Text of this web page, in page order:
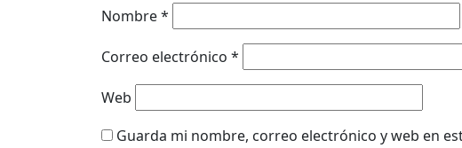
Nombre*
Correo electrónico *
Web
Guarda mi nombre, correo electrónico y web en